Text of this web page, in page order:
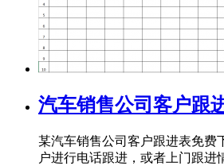
汽车销售公司客户跟
某汽车销售公司客户跟进表免费
户进行电话跟进，或者上门跟进